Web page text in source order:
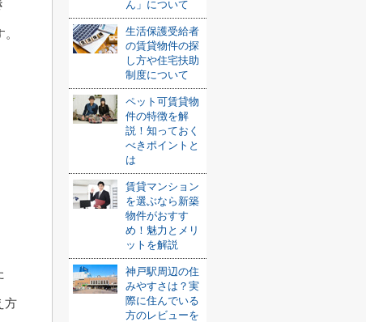
方
ん」について
生活保護受給者
の賃貸物件の探
し方や住宅扶助
制度について
ペット可賃貸物
件の特徴を解
説！知っておく
べきポイントと
は
賃貸マンション
を選ぶなら新築
物件がおすす
め！魅力とメリ
ットを解説
神戸駅周辺の住
みやすさは？実
際に住んでいる
方のレビューを